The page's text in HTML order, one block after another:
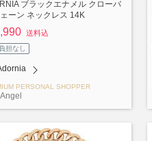
ブラックエナメル クローバ
ーン ネックレス 14K
送料込
担なし
PERSONAL SHOPPER